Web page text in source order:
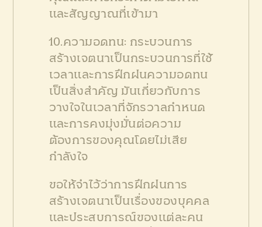
และสัญญาณที่เข้ามา
10.ความอดทน: กระบวนการ
สร้างเจตนาเป็นกระบวนการที่ใช้
เวลาและการฝึกฝนความอดทน
เป็นสิ่งสำคัญ มันเกี่ยวกับการ
วางใจในเวลาที่จักรวาลกำหนด
และการคงมุ่งมั่นต่อความ
ต้องการของคุณโดยไม่เสีย
กำลังใจ
ขอให้จำไว้ว่าการฝึกฝนการ
สร้างเจตนาเป็นเรื่องของบุคคล
และประสบการณ์ของแต่ละคน